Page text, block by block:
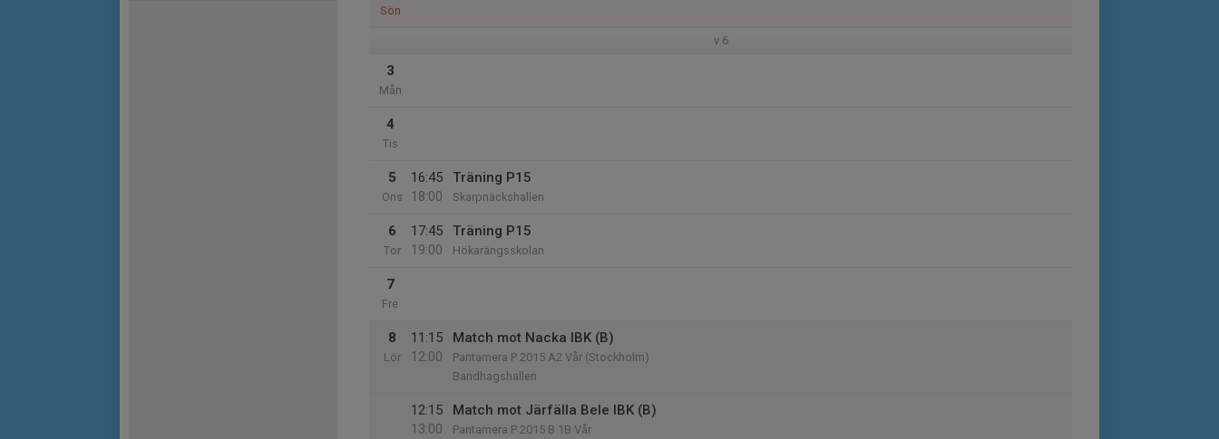
Sön
v.6
3
Mån
4
Tis
5
Ons
16:45
18:00
Träning P15
Skarpnäckshallen
6
Tor
17:45
19:00
Träning P15
Hökarängsskolan
7
Fre
8
Lör
11:15
12:00
Match mot Nacka IBK (B)
Pantamera P 2015 A2 Vår (Stockholm)
Bandhagshallen
12:15
13:00
Match mot Järfälla Bele IBK (B)
Pantamera P 2015 B 1B Vår